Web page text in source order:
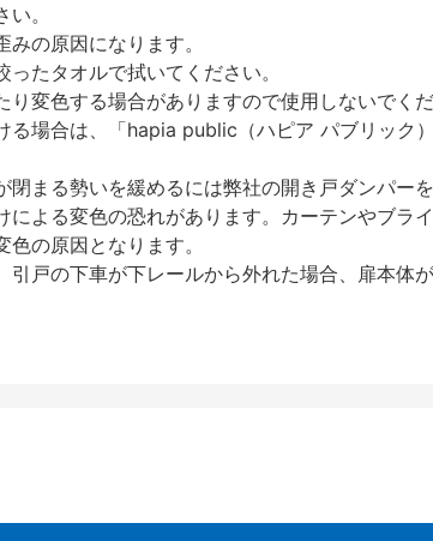
。
の原因になります。
たタオルで拭いてください。
変色する場合がありますので使用しないでく
場合は、「hapia public（ハピア パブリック
まる勢いを緩めるには弊社の開き戸ダンパー
よる変色の恐れがあります。カーテンやブラ
の原因となります。
戸の下車が下レールから外れた場合、扉本体